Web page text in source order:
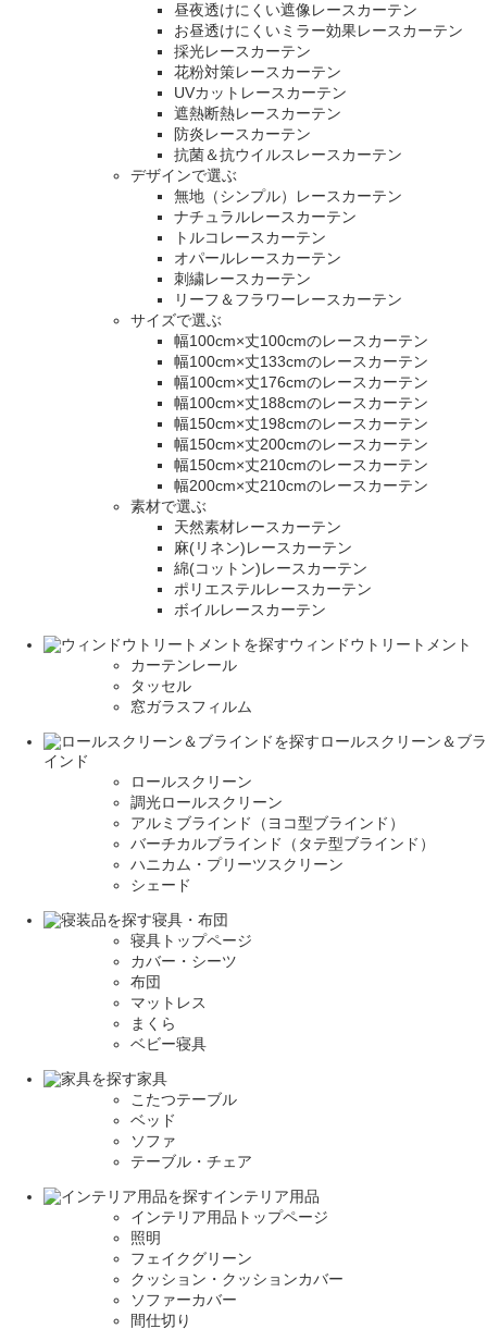
昼夜透けにくい遮像レースカーテン
お昼透けにくいミラー効果レースカーテン
採光レースカーテン
花粉対策レースカーテン
UVカットレースカーテン
遮熱断熱レースカーテン
防炎レースカーテン
抗菌＆抗ウイルスレースカーテン
デザインで選ぶ
無地（シンプル）レースカーテン
ナチュラルレースカーテン
トルコレースカーテン
オパールレースカーテン
刺繍レースカーテン
リーフ＆フラワーレースカーテン
サイズで選ぶ
幅100cm×丈100cmのレースカーテン
幅100cm×丈133cmのレースカーテン
幅100cm×丈176cmのレースカーテン
幅100cm×丈188cmのレースカーテン
幅150cm×丈198cmのレースカーテン
幅150cm×丈200cmのレースカーテン
幅150cm×丈210cmのレースカーテン
幅200cm×丈210cmのレースカーテン
素材で選ぶ
天然素材レースカーテン
麻(リネン)レースカーテン
綿(コットン)レースカーテン
ポリエステルレースカーテン
ボイルレースカーテン
ウィンドウトリートメント
カーテンレール
タッセル
窓ガラスフィルム
ロールスクリーン＆ブラ
インド
ロールスクリーン
調光ロールスクリーン
アルミブラインド（ヨコ型ブラインド）
バーチカルブラインド（タテ型ブラインド）
ハニカム・プリーツスクリーン
シェード
寝具・布団
寝具トップページ
カバー・シーツ
布団
マットレス
まくら
ベビー寝具
家具
こたつテーブル
ベッド
ソファ
テーブル・チェア
インテリア用品
インテリア用品トップページ
照明
フェイクグリーン
クッション・クッションカバー
ソファーカバー
間仕切り